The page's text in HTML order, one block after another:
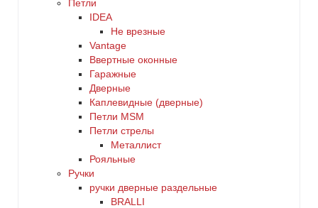
Петли
IDEA
Не врезные
Vantage
Ввертные оконные
Гаражные
Дверные
Каплевидные (дверные)
Петли MSM
Петли стрелы
Металлист
Рояльные
Ручки
ручки дверные раздельные
BRALLI